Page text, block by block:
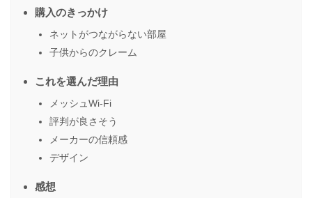
購入のきっかけ
ネットがつながらない部屋
子供からのクレーム
これを選んだ理由
メッシュWi-Fi
評判が良さそう
メーカーの信頼感
デザイン
感想